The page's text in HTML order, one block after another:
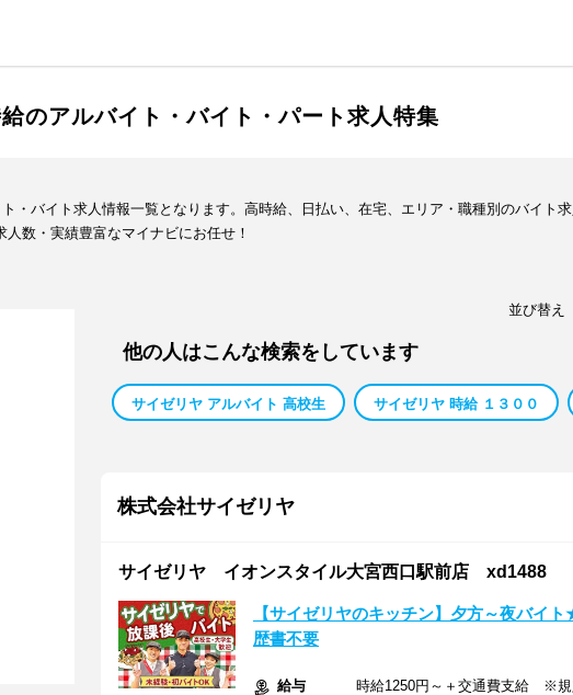
のアルバイト・バイト・パート求人特集
・バイト求人情報一覧となります。高時給、日払い、在宅、エリア・職種別のバイト
数・実績豊富なマイナビにお任せ！
並び替え
他の人はこんな検索をしています
サイゼリヤ アルバイト 高校生 サイゼリヤ 時給 １３００
株式会社サイゼリヤ
サイゼリヤ イオンスタイル大宮西口駅前店 xd1488
【サイゼリヤのキッチン】夕方～夜バイ
歴書不要
給与
時給1250円～＋交通費支給 ※規